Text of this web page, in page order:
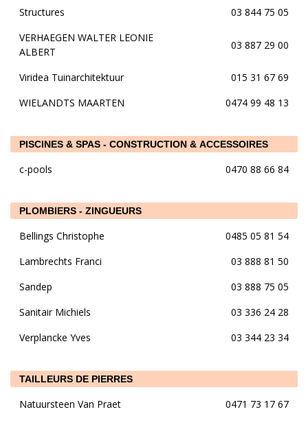
Structures
03 844 75 05
VERHAEGEN WALTER LEONIE
ALBERT
03 887 29 00
Viridea Tuinarchitektuur
015 31 67 69
WIELANDTS MAARTEN
0474 99 48 13
PISCINES & SPAS - CONSTRUCTION & ACCESSOIRES
c-pools 0470 88 66 84
PLOMBIERS - ZINGUEURS
Bellings Christophe
0485 05 81 54
Lambrechts Franci
03 888 81 50
Sandep
03 888 75 05
Sanitair Michiels
03 336 24 28
Verplancke Yves
03 344 23 34
TAILLEURS DE PIERRES
Natuursteen Van Praet 0471 73 17 67